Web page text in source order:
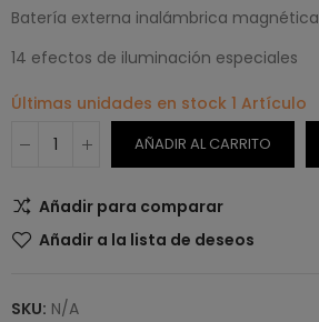
Batería externa inalámbrica magnética
14 efectos de iluminación especiales
Últimas unidades en stock 1 Artículo
AÑADIR AL CARRITO
Añadir para comparar
Añadir a la lista de deseos
SKU: N/A